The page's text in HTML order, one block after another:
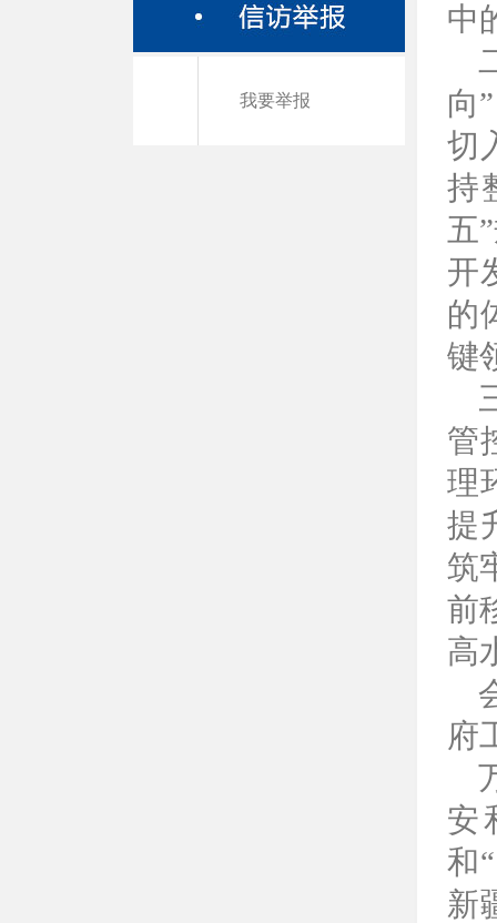
我要举报
中
向
切
持
五
开
的
键
管
理
提
筑
前
高
府
安
和
新